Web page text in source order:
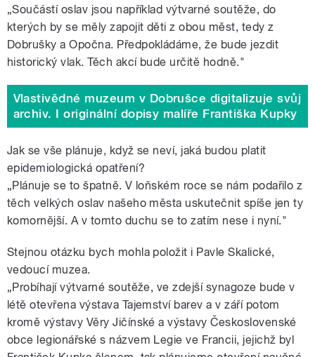
„Součástí oslav jsou například výtvarné soutěže, do
kterých by se měly zapojit děti z obou měst, tedy z
Dobrušky a Opočna. Předpokládáme, že bude jezdit
historický vlak. Těch akcí bude určitě hodně."
Vlastivědné muzeum v Dobrušce digitalizuje svůj
archiv. I originální dopisy malíře Františka Kupky
Jak se vše plánuje, když se neví, jaká budou platit
epidemiologická opatření?
„Plánuje se to špatně. V loňském roce se nám podařilo z
těch velkých oslav našeho města uskutečnit spíše jen ty
komornější. A v tomto duchu se to zatím nese i nyní."
Stejnou otázku bych mohla položit i Pavle Skalické,
vedoucí muzea.
„Probíhají výtvarné soutěže, ve zdejší synagoze bude v
létě otevřena výstava Tajemství barev a v září potom
kromě výstavy Věry Jičínské a výstavy Československé
obce legionářské s názvem Legie ve Francii, jejichž byl